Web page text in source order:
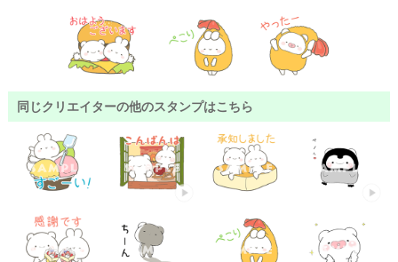
同じクリエイターの他のスタンプはこちら